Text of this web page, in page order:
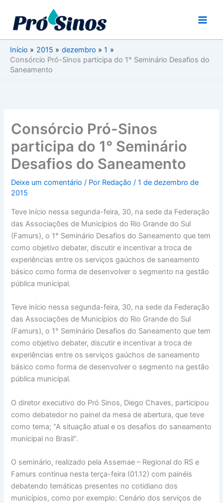
conteúdo
Início
2015 dezembro
1
Consórcio Pró-Sinos participa do 1° Seminário Desafios do
Saneamento
Consórcio Pró-Sinos
participa do 1° Seminário
Desafios do Saneamento
Deixe um comentário / Por Redação/1 de dezembro de
2015
Teve início nessa segunda-feira, 30, na sede da Federação
das Associações de Municípios do Rio Grande do Sul
(Famurs), o 1° Seminário Desafios do Saneamento que tem
como objetivo debater, discutir e incentivar a troca de
experiências entre os serviços gaúchos de saneamento
básico como forma de desenvolver o segmento na gestão
pública municipal.
Teve início nessa segunda-feira, 30, na sede da Federação
das Associações de Municípios do Rio Grande do Sul
(Famurs), o 1° Seminário Desafios do Saneamento que tem
como objetivo debater, discutir e incentivar a troca de
experiências entre os serviços gaúchos de saneamento
básico como forma de desenvolver o segmento na gestão
pública municipal.
O diretor executivo do Pró Sinos, Diego Chaves, participou
como debatedor no painel da mesa de abertura, que teve
como tema; “A situação atual e os desafios do saneamento
municipal no Brasil”.
O seminário, realizado pela Assemae – Regional do RS e
Famurs continua nesta terça-feira (01.12) com painéis
debatendo temáticas presentes no cotidiano dos
municípios, como por exemplo: Cenário dos serviços de